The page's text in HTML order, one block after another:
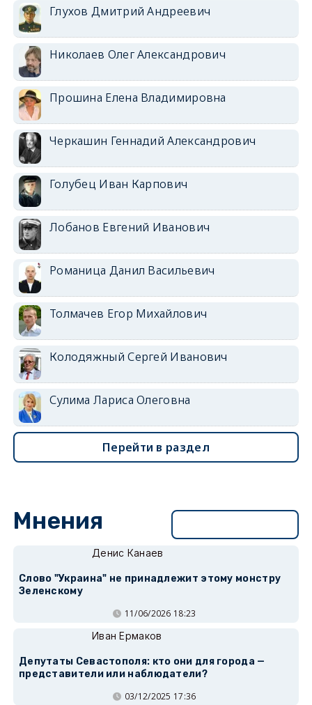
Глухов Дмитрий Андреевич
Николаев Олег Александрович
Прошина Елена Владимировна
Черкашин Геннадий Александрович
Голубец Иван Карпович
Лобанов Евгений Иванович
Романица Данил Васильевич
Толмачев Егор Михайлович
Колодяжный Сергей Иванович
Сулима Лариса Олеговна
Перейти в раздел
Мнения
Денис Канаев
Слово "Украина" не принадлежит этому монстру
Зеленскому
11/06/2026 18:23
Иван Ермаков
Депутаты Севастополя: кто они для города —
представители или наблюдатели?
03/12/2025 17:36